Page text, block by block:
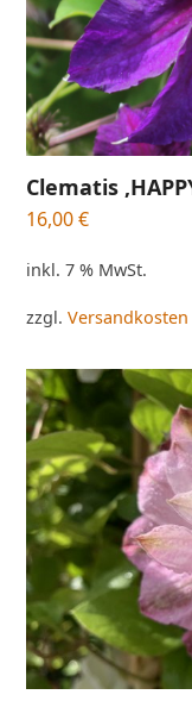
Clematis
16,00€
inkl. 7 % MwSt.
zzgl.Versandkosten